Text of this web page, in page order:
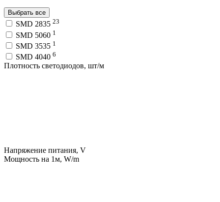
Выбрать все
SMD 2835 23
SMD 5060 1
SMD 3535 1
SMD 4040 6
Плотность светодиодов, шт/м
Напряжение питания, V
Мощность на 1м, W/m